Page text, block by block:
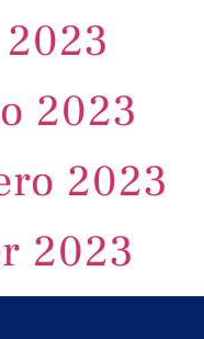
2023
2023
2023